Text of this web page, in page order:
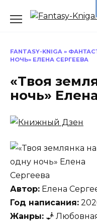
FANTASY-KNIGA »
НОЧЬ» ЕЛЕНА СЕРГЕЕВА
«Твоя
ночь»
Автор: Елена
Год написания:
Жанры: 🧞